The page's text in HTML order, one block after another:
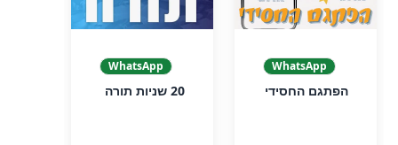
WhatsApp
הפתגם החסידי
WhatsApp
20 שניות תורה